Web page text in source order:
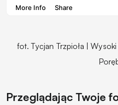
fot. Tycjan Trzpioła |
Przeglądając Twoje